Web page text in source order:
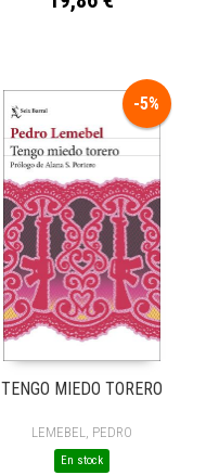
-5%
TENGO MIEDO TORERO
LEMEBEL, PEDRO
En stock